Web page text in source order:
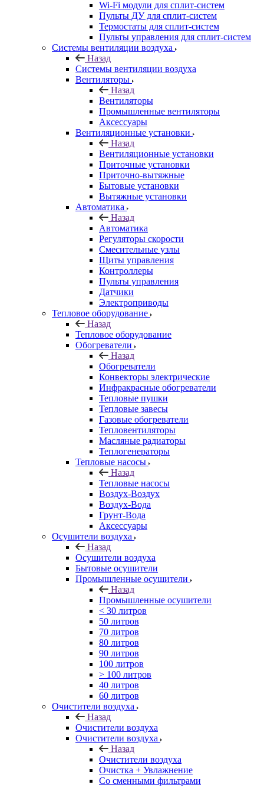
Wi-Fi модули для сплит-систем
Пульты ДУ для сплит-систем
Термостаты для сплит-систем
Пульты управления для сплит-систем
Системы вентиляции воздуха
Назад
Системы вентиляции воздуха
Вентиляторы
Назад
Вентиляторы
Промышленные вентиляторы
Аксессуары
Вентиляционные установки
Назад
Вентиляционные установки
Приточные установки
Приточно-вытяжные
Бытовые установки
Вытяжные установки
Автоматика
Назад
Автоматика
Регуляторы скорости
Смесительные узлы
Щиты управления
Контроллеры
Пульты управления
Датчики
Электроприводы
Тепловое оборудование
Назад
Тепловое оборудование
Обогреватели
Назад
Обогреватели
Конвекторы электрические
Инфракрасные обогреватели
Тепловые пушки
Тепловые завесы
Газовые обогреватели
Тепловентиляторы
Масляные радиаторы
Теплогенераторы
Тепловые насосы
Назад
Тепловые насосы
Воздух-Воздух
Воздух-Вода
Грунт-Вода
Аксессуары
Осушители воздуха
Назад
Осушители воздуха
Бытовые осушители
Промышленные осушители
Назад
Промышленные осушители
< 30 литров
50 литров
70 литров
80 литров
90 литров
100 литров
> 100 литров
40 литров
60 литров
Очистители воздуха
Назад
Очистители воздуха
Очистители воздуха
Назад
Очистители воздуха
Очистка + Увлажнение
Cо сменными фильтрами